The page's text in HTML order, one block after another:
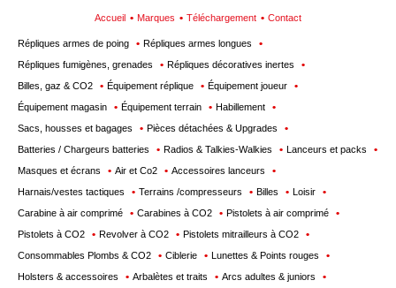
Accueil Marques Téléchargement Contact
Répliques armes de poing
Répliques armes longues
Répliques fumigènes, grenades
Répliques décoratives inertes
Billes, gaz & CO2
Équipement réplique
Équipement joueur
Équipement magasin
Équipement terrain
Habillement
Sacs, housses et bagages
Pièces détachées & Upgrades
Batteries / Chargeurs batteries
Radios & Talkies-Walkies
Lanceurs et packs
Masques et écrans
Air et Co2
Accessoires lanceurs
Harnais/vestes tactiques
Terrains /compresseurs Billes
Loisir
Carabine à air comprimé
Carabines à CO2
Pistolets à air comprimé
Pistolets à CO2
Revolver à CO2
Pistolets mitrailleurs à CO2
Consommables Plombs & CO2
Ciblerie
Lunettes & Points rouges
Holsters & accessoires
Arbalètes et traits
Arcs adultes & juniors